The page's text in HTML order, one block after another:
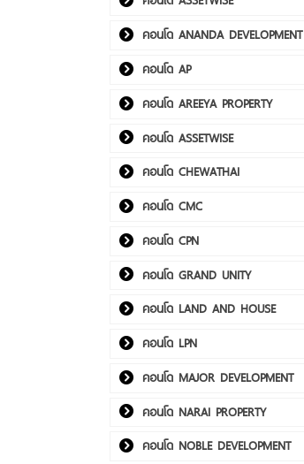
คอนโด ANANDA DEVELOPMENT
คอนโด AP
คอนโด AREEYA PROPERTY
คอนโด ASSETWISE
คอนโด CHEWATHAI
คอนโด CMC
คอนโด CPN
คอนโด GRAND UNITY
คอนโด LAND AND HOUSE
คอนโด LPN
คอนโด MAJOR DEVELOPMENT
คอนโด NARAI PROPERTY
คอนโด NOBLE DEVELOPMENT